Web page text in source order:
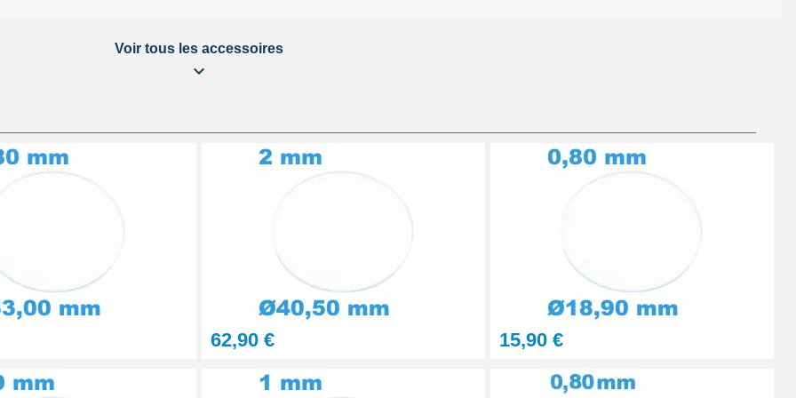
en toute sécurité
Ajouter au panier
6 seringues
Voir tous les accessoires
62,90 € 15,90 €